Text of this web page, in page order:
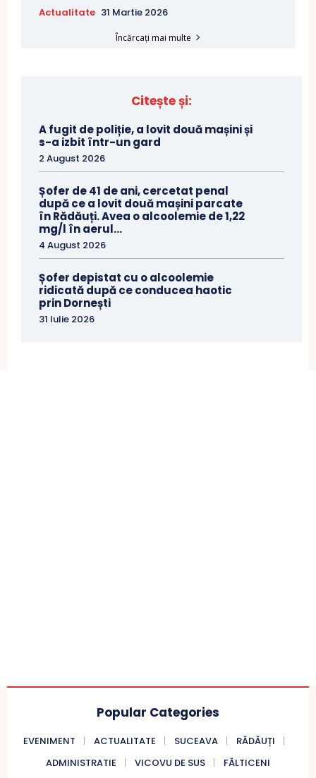
Actualitate 31 Martie 2026
Încărcați mai multe
Citește și:
A fugit de poliție, a lovit două mașini și
s-a izbit într-un gard
2 August 2026
Șofer de 41 de ani, cercetat penal
după ce a lovit două mașini parcate
în Rădăuți. Avea o alcoolemie de 1,22
mg/l în aerul...
4 August 2026
Șofer depistat cu o alcoolemie
ridicată după ce conducea haotic
prin Dornești
31 Iulie 2026
Popular Categories
EVENIMENT ACTUALITATE SUCEAVA
RĂDĂUȚI
ADMINISTRATIE
VICOVU DE SUS FĂLTICENI